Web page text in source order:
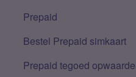
Prepaid
Bestel Prepaid simkaart
Prepaid tegoed